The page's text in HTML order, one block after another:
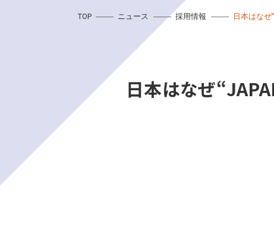
TOP ニュース 採用情報 日本はな
日本はなぜ